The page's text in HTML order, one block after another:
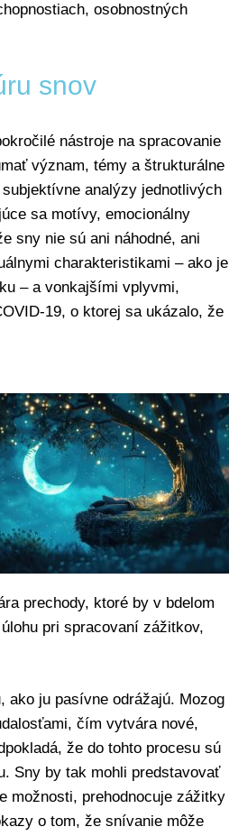
osobnostných
snov
nástroje na spracovanie
význam, témy a štrukturálne
analýzy jednotlivých
sa motívy, emocionálny
sny nie sú ani náhodné, ani
charakteristikami – ako je
– a vonkajšími vplyvmi,
19, o ktorej sa ukázalo, že
prechody, ktoré by v bdelom
pri spracovaní zážitkov,
ako ju pasívne odrážajú. Mozog
čím vytvára nové,
že do tohto procesu sú
Sny by tak mohli predstavovať
možnosti, prehodnocuje zážitky
o tom, že snívanie môže